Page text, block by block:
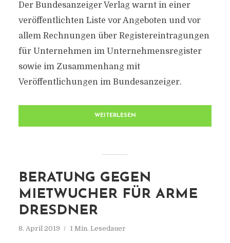
Der Bundesanzeiger Verlag warnt in einer
veröffentlichten Liste vor Angeboten und vor
allem Rechnungen über Registereintragungen
für Unternehmen im Unternehmensregister
sowie im Zusammenhang mit
Veröffentlichungen im Bundesanzeiger.
WEITERLESEN
BERATUNG GEGEN
MIETWUCHER FÜR ARME
DRESDNER
8. April 2019 1 Min. Lesedauer